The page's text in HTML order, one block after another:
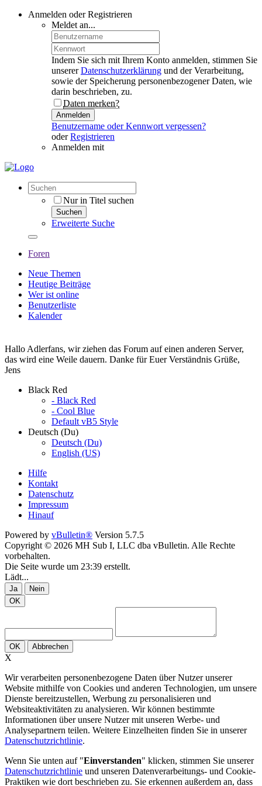
Anmelden oder Registrieren
Meldet an...
Indem Sie sich mit Ihrem Konto anmelden, stimmen Sie
unsererDatenschutzerklärung und der Verarbeitung,
sowie der Speicherung personenbezogener Daten, wie
darin beschrieben, zu.
Daten merken?
Anmelden
Benutzername oder Kennwort vergessen?
oderRegistrieren
Anmelden mit
Nur in Titel suchen
Suchen
Erweiterte Suche
Foren
Neue Themen
Heutige Beiträge
Wer ist online
Benutzerliste
Kalender
Hallo Adlerfans, wir ziehen das Forum auf einen anderen Server,
das wird eine Weile dauern. Danke für Euer Verständnis Grüße,
Jens
Black Red
- Black Red
- Cool Blue
Default vB5 Style
Deutsch (Du)
Deutsch (Du)
English (US)
Hilfe
Kontakt
Datenschutz
Impressum
Hinauf
Powered by vBulletin® Version 5.7.5
Copyright © 2026 MH Sub I, LLC dba vBulletin. Alle Rechte
vorbehalten.
Die Seite wurde um 23:39 erstellt.
Lädt...
Ja
Nein
OK
OK Abbrechen
X
Wir verarbeiten personenbezogene Daten über Nutzer unserer
Website mithilfe von Cookies und anderen Technologien, um unsere
Dienste bereitzustellen, Werbung zu personalisieren und
Websiteaktivitäten zu analysieren. Wir können bestimmte
Informationen über unsere Nutzer mit unseren Werbe- und
Analysepartnern teilen. Weitere Einzelheiten finden Sie in unserer
Datenschutzrichtlinie.
Wenn Sie unten auf "Einverstanden" klicken, stimmen Sie unserer
Datenschutzrichtlinie und unseren Datenverarbeitungs- und Cookie-
Praktiken wie dort beschrieben zu. Sie erkennen außerdem an, dass